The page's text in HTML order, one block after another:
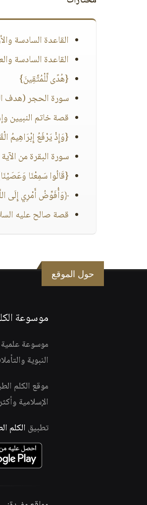
القاعدة السادسة
القاعدة السادسة
{هُدًى لِّلْمُتَّقِينَ}
سورة الحجر (هدف
قصة خاتم النبيين
{وَإِذْ يَرْفَعُ إِبْرَاهِيمُ
سورة البقرة من الآية 78 الي الآية 88
{قَالُوا سَمِعْنَا
﴿وَأُفَوِّضُ أَمْرِي إِلَى
قصة صالح عليه
حول الموقع
موسوعة
موسوعة علمية
النبوية
موقع الكلم
الإسلامية
تطبيقالكلم